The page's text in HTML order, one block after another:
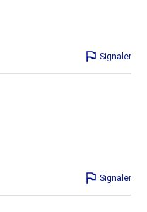
Signaler
Signaler